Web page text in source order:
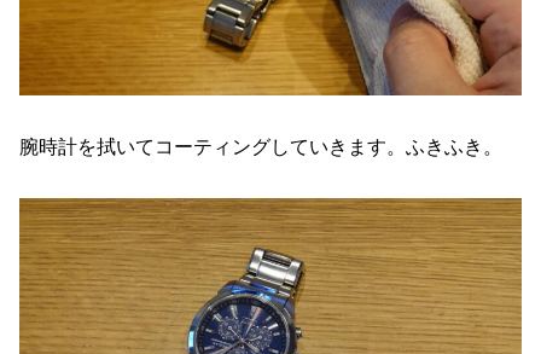
腕時計を拭いてコーティングしていきます。ふきふき。